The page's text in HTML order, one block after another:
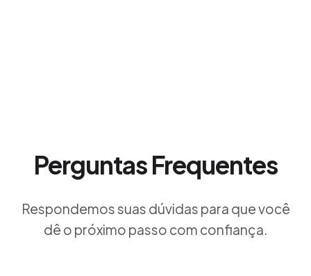
Perguntas Frequentes
Respondemos suas dúvidas para que você
dê o próximo passo com confiança.